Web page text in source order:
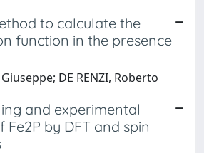
to calculate the
function in the presence
DE RENZI, Roberto
and experimental
by DFT and spin